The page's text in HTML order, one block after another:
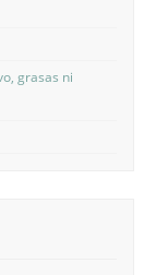
grasas ni